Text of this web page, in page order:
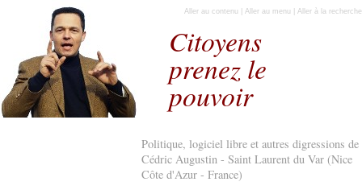
Citoyens
prenez le
pouvoir
Politique, logiciel libre et autres digressions de
Cédric Augustin - Saint Laurent du Var (Nice
Côte d'Azur - France)
Aller au contenu Aller au menu Aller à la recherche